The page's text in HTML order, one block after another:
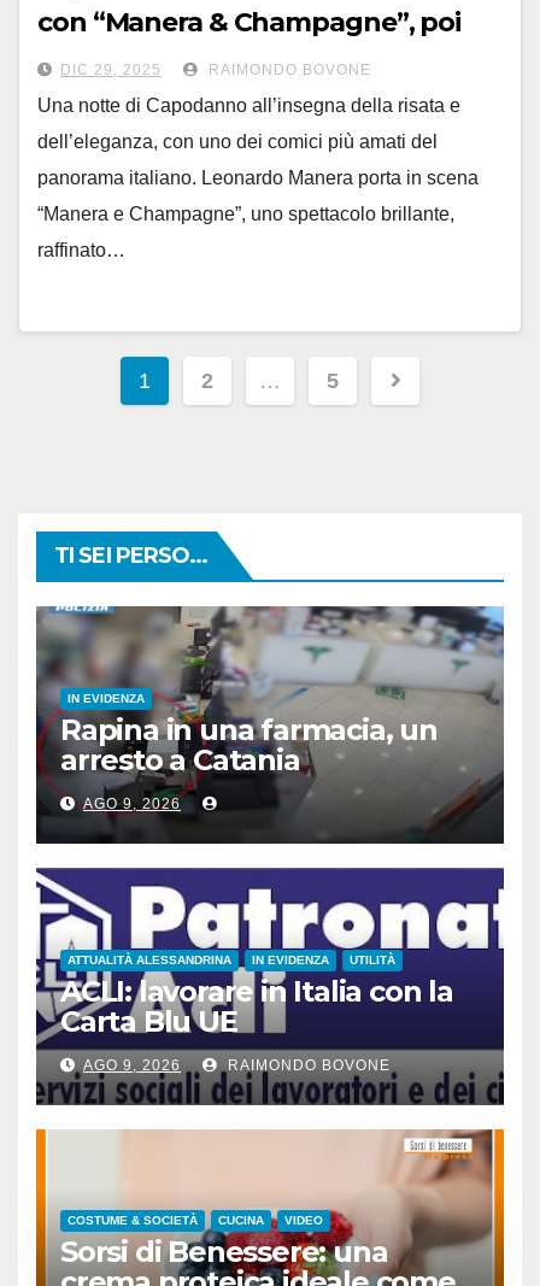
con “Manera & Champagne”, poi
brindisi di mezzanotte e balli
DIC 29, 2025 RAIMONDO BOVONE
Una notte di Capodanno all’insegna della risata e
dell’eleganza, con uno dei comici più amati del
panorama italiano. Leonardo Manera porta in scena
“Manera e Champagne”, uno spettacolo brillante,
raffinato…
Paginazione
1 2 … 5
TI SEI PERSO...
IN EVIDENZA
Rapina in una farmacia, un
arresto a Catania
AGO 9, 2026
ATTUALITÀ ALESSANDRINA IN EVIDENZA UTILITÀ
ACLI: lavorare in Italia con la
Carta Blu UE
AGO 9, 2026 RAIMONDO BOVONE
COSTUME & SOCIETÀ CUCINA VIDEO
Sorsi di Benessere: una